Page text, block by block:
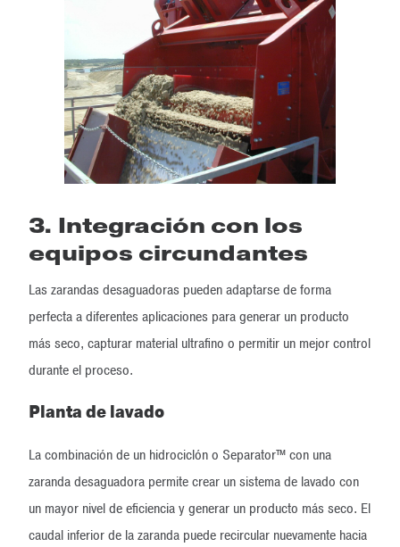
3. Integración con los
equipos circundantes
Las zarandas desaguadoras pueden adaptarse de forma
perfecta a diferentes aplicaciones para generar un producto
más seco, capturar material ultrafino o permitir un mejor control
durante el proceso.
Planta de lavado
La combinación de un hidrociclón o Separator™ con una
zaranda desaguadora permite crear un sistema de lavado con
un mayor nivel de eficiencia y generar un producto más seco. El
caudal inferior de la zaranda puede recircular nuevamente hacia